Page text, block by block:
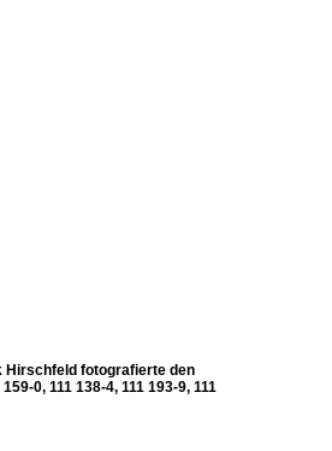
Hirschfeld fotografierte den
0, 111 138-4, 111 193-9, 111